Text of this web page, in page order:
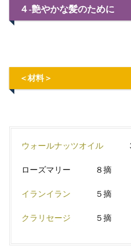
４‐艶やかな髪のために
＜材料＞
ウォールナッツオイル
ローズマリー ８摘
イランイラン ５摘
クラリセージ ５摘